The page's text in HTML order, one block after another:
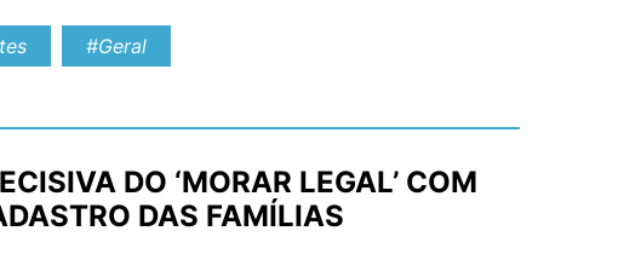
#Geral
DO ‘MORAR LEGAL’ COM
DAS FAMÍLIAS